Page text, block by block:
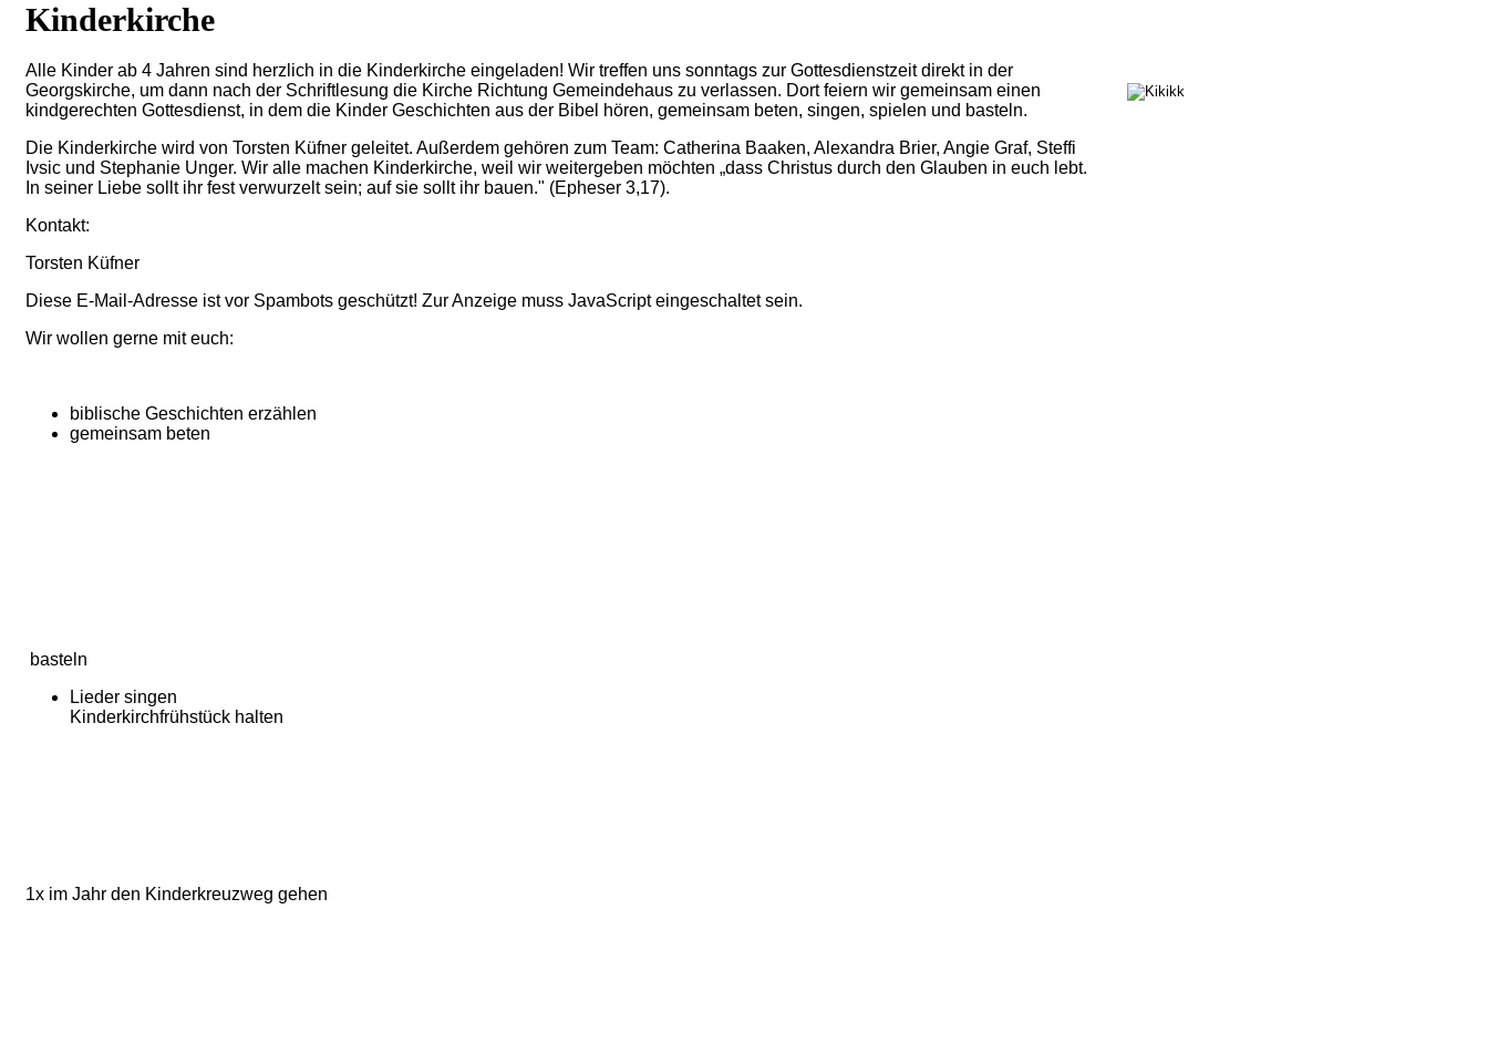
Kinderkirche
Alle Kinder ab 4 Jahren sind herzlich in die Kinderkirche eingeladen! Wir treffen uns sonntags zur Gottesdienstzeit direkt in der
Georgskirche, um dann nach der Schriftlesung die Kirche Richtung Gemeindehaus zu verlassen. Dort feiern wir gemeinsam einen
kindgerechten Gottesdienst, in dem die Kinder Geschichten aus der Bibel hören, gemeinsam beten, singen, spielen und basteln.
Die Kinderkirche wird von Torsten Küfner geleitet. Außerdem gehören zum Team: Catherina Baaken, Alexandra Brier, Angie Graf, Steffi
Ivsic und Stephanie Unger. Wir alle machen Kinderkirche, weil wir weitergeben möchten „dass Christus durch den Glauben in euch lebt.
In seiner Liebe sollt ihr fest verwurzelt sein; auf sie sollt ihr bauen." (Epheser 3,17).
Kontakt:
Torsten Küfner
Diese E-Mail-Adresse ist vor Spambots geschützt! Zur Anzeige muss JavaScript eingeschaltet sein.
Wir wollen gerne mit euch:
biblische Geschichten erzählen
gemeinsam beten
basteln
Lieder singen
Kinderkirchfrühstück halten
1x im Jahr den Kinderkreuzweg gehen